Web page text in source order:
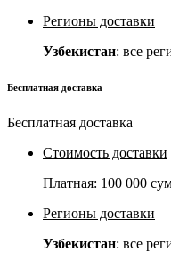
Регионы доставки
Узбекистан: все
Бесплатная доставка
Бесплатная доставка
Стоимость доставки
Платная: 100 000
Регионы доставки
Узбекистан: все